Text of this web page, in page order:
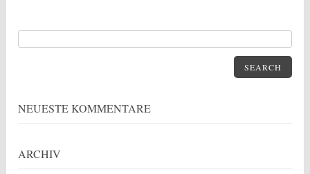
SEARCH
NEUESTE KOMMENTARE
ARCHIV